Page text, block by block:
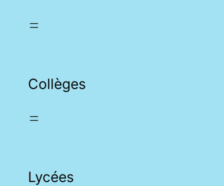
Collèges
Lycées